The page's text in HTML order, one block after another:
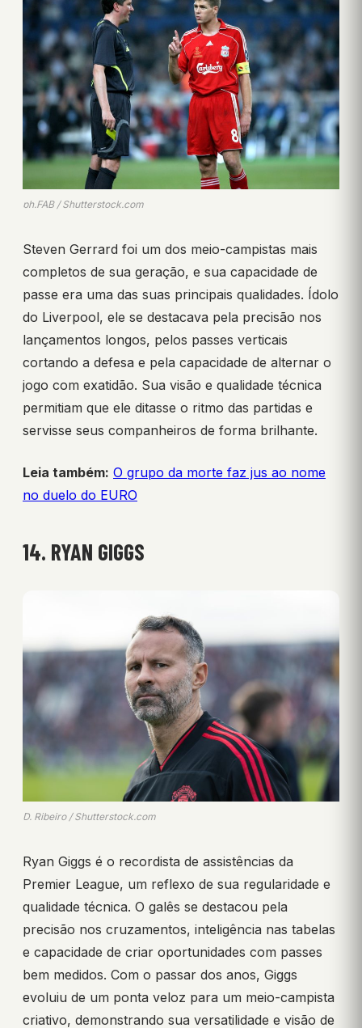
ph.FAB / Shutterstock.com
Steven Gerrard foi um dos meio-campistas mais
completos de sua geração, e sua capacidade de
passe era uma das suas principais qualidades. Ídolo
do Liverpool, ele se destacava pela precisão nos
lançamentos longos, pelos passes verticais
cortando a defesa e pela capacidade de alternar o
jogo com exatidão. Sua visão e qualidade técnica
permitiam que ele ditasse o ritmo das partidas e
servisse seus companheiros de forma brilhante.
Leia também: O grupo da morte faz jus ao nome
no duelo do EURO
14. RYAN GIGGS
D. Ribeiro / Shutterstock.com
Ryan Giggs é o recordista de assistências da
Premier League, um reflexo de sua regularidade e
qualidade técnica. O galês se destacou pela
precisão nos cruzamentos, inteligência nas tabelas
e capacidade de criar oportunidades com passes
bem medidos. Com o passar dos anos, Giggs
evoluiu de um ponta veloz para um meio-campista
criativo, demonstrando sua versatilidade e visão de